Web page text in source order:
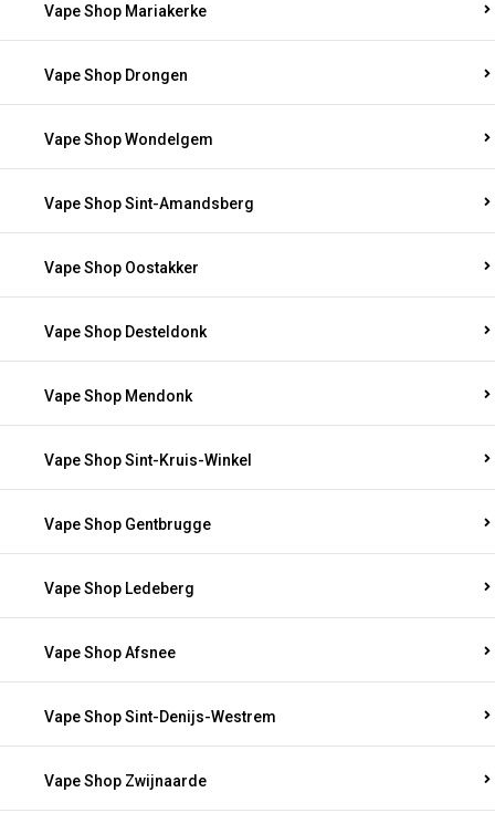
Vape Shop Mariakerke
Vape Shop Drongen
Vape Shop Wondelgem
Vape Shop Sint-Amandsberg
Vape Shop Oostakker
Vape Shop Desteldonk
Vape Shop Mendonk
Vape Shop Sint-Kruis-Winkel
Vape Shop Gentbrugge
Vape Shop Ledeberg
Vape Shop Afsnee
Vape Shop Sint-Denijs-Westrem
Vape Shop Zwijnaarde